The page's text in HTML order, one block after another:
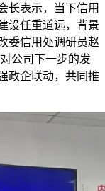
长表示，当下信用
设任重道远，背景
委信用处调研员赵
公司下一步的发
政企联动，共同推